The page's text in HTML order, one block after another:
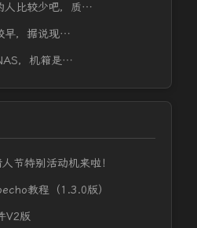
人比较少吧，质…
早，据说现…
，机箱是…
节特别活动机来啦！
教程（1.3.0版）
V2版